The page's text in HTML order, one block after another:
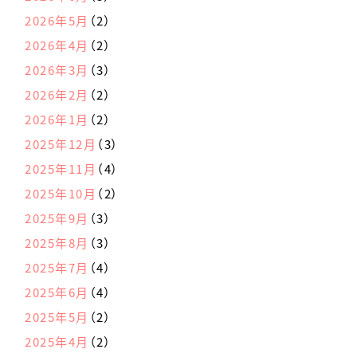
2026年5月 （2）
2026年4月 （2）
2026年3月 （3）
2026年2月 （2）
2026年1月 （2）
2025年12月 （3）
2025年11月 （4）
2025年10月 （2）
2025年9月 （3）
2025年8月 （3）
2025年7月 （4）
2025年6月 （4）
2025年5月 （2）
2025年4月 （2）